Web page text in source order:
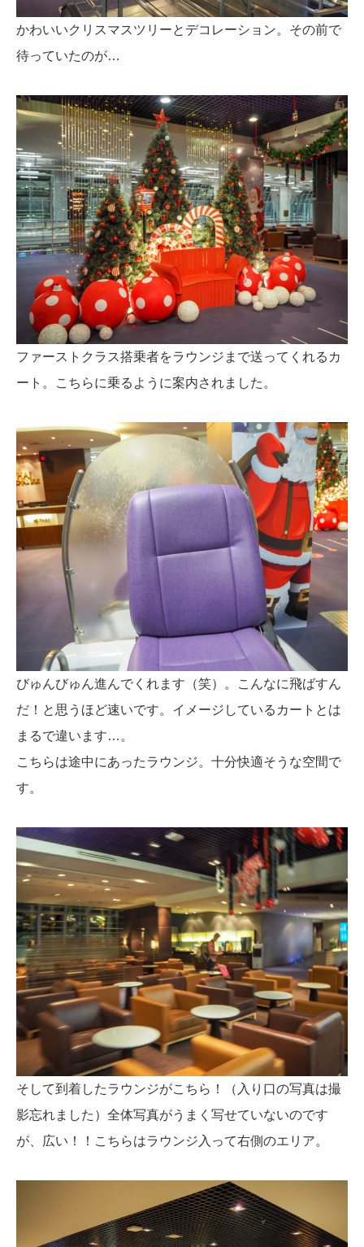
かわいいクリスマスツリーとデコレーション。その前で
待っていたのが…
ファーストクラス搭乗者をラウンジまで送ってくれるカ
ート。こちらに乗るように案内されました。
びゅんびゅん進んでくれます（笑）。こんなに飛ばすん
だ！と思うほど速いです。イメージしているカートとは
まるで違います…。
こちらは途中にあったラウンジ。十分快適そうな空間で
す。
そして到着したラウンジがこちら！（入り口の写真は撮
影忘れました）全体写真がうまく写せていないのです
が、広い！！こちらはラウンジ入って右側のエリア。